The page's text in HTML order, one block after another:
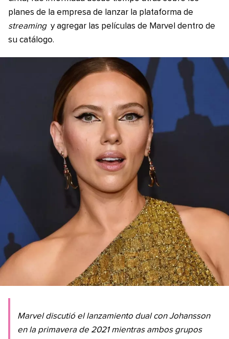
planes de la empresa de lanzar la plataforma de
streaming y agregar las películas de Marvel dentro de
su catálogo.
Marvel discutió el lanzamiento dual con Johansson
en la primavera de 2021 mientras ambos grupos